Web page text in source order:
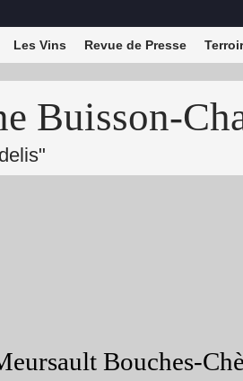
Buisson-
Les Vins Revue de Presse
Bouches-